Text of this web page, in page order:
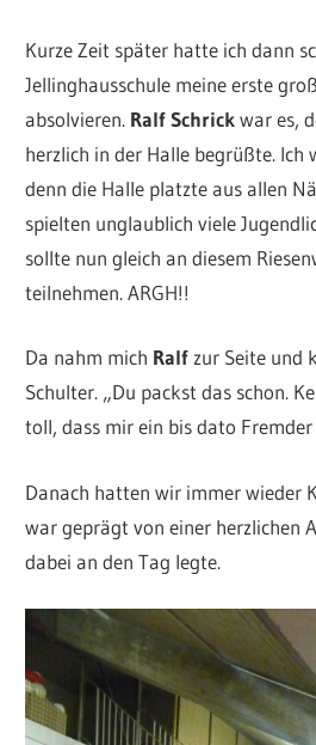
Kurze Zeit später hatte ich dann
Jellinghausschule meine erste
absolvieren. Ralf Schrickwar es,
herzlich in der Halle begrüßte. Ich
denn die Halle platzte aus allen
spielten unglaublich viele
sollte nun gleich an diesem
teilnehmen. ARGH!!
Da nahm mich Ralfzur Seite und
Schulter. „Du packst das schon.
toll, dass mir ein bis dato
Danach hatten wir immer wieder
war geprägt von einer herzlichen
dabei an den Tag legte.